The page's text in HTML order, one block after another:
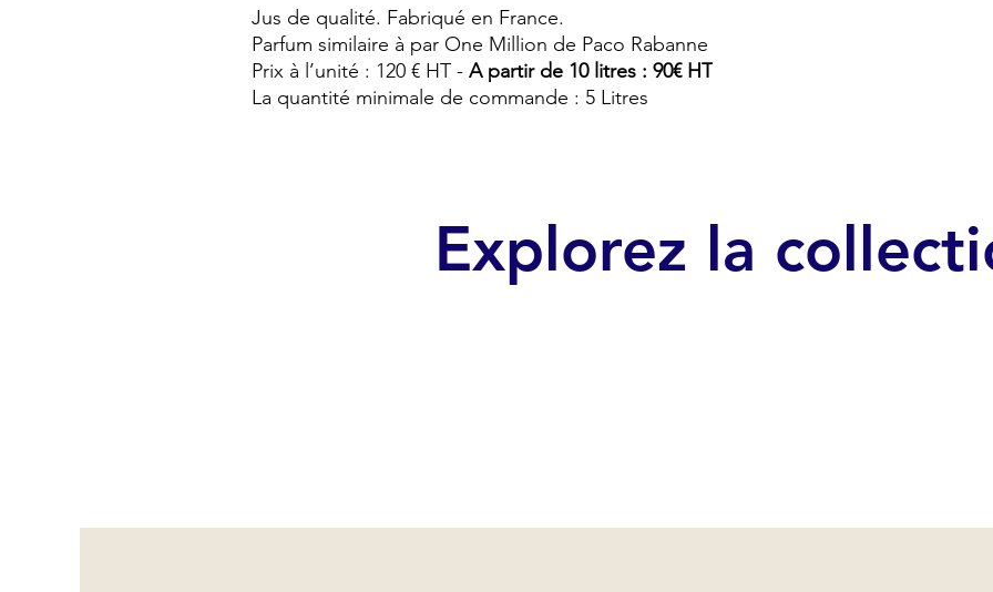
Jus de qualité. Fabriqué en France.
Parfum similaire à par One Million de Paco Rabanne
Prix à l’unité : 120 € HT - A partir de 10 litres : 90€ HT
La quantité minimale de commande : 5 Litres
Explorez la